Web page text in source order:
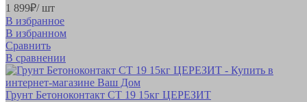
1 899₽/ шт
В избранное
В избранном
Сравнить
В сравнении
Грунт Бетоноконтакт CT 19 15кг ЦЕРЕЗИТ